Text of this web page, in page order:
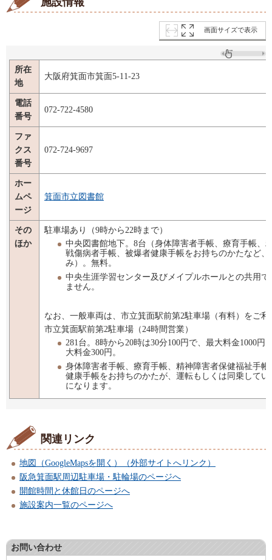
画面サイズで表示
所在
地
大阪府箕面市箕面5-11-23
電話
番号
072-722-4580
ファ
クス
番号
072-724-9697
ホー
ムペ
ージ
箕面市立図書館
その
ほか
駐車場あり（9時から22時まで）
中央図書館地下。8台（身体障害者手帳、療育手帳、
戦傷病者手帳、被爆者健康手帳をお持ちのかたなど
み）。無料。
中央生涯学習センター及びメイプルホールとの共用
ません。
なお、一般車両は、市立箕面駅前第2駐車場（有料）をご
市立箕面駅前第2駐車場（24時間営業）
281台。8時から20時は30分100円で、最大料金1000円
大料金300円。
身体障害者手帳、療育手帳、精神障害者保健福祉手
健康手帳をお持ちのかたが、運転もしくは同乗して
になります。
関連リンク
地図（GoogleMapsを開く）（外部サイトへリンク）
阪急箕面駅周辺駐車場・駐輪場のページへ
開館時間と休館日のページへ
施設案内一覧のページへ
お問い合わせ